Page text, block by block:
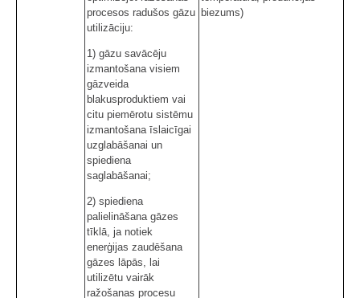
procesos radušos gāzu
utilizāciju:
1) gāzu savācēju
izmantošana visiem
gāzveida
blakusproduktiem vai
citu piemērotu sistēmu
izmantošana īslaicīgai
uzglabāšanai un
spiediena
saglabāšanai;
2) spiediena
palielināšana gāzes
tīklā, ja notiek
enerģijas zaudēšana
gāzes lāpās, lai
utilizētu vairāk
ražošanas procesu
biezums)